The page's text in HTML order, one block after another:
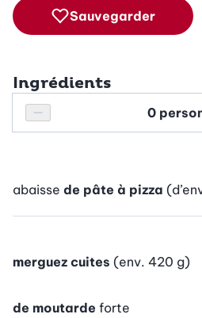
Sauvegarder
Ingrédients
Réduire le nombre de personnes
Personnes
abaisse de pâte à pizza
merguez cuites (env. 420 g)
de moutarde forte